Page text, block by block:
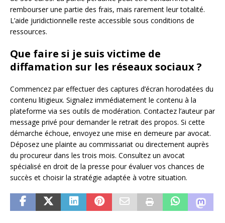
rembourser une partie des frais, mais rarement leur totalité.
L’aide juridictionnelle reste accessible sous conditions de
ressources.
Que faire si je suis victime de
diffamation sur les réseaux sociaux ?
Commencez par effectuer des captures d’écran horodatées du
contenu litigieux. Signalez immédiatement le contenu à la
plateforme via ses outils de modération. Contactez l’auteur par
message privé pour demander le retrait des propos. Si cette
démarche échoue, envoyez une mise en demeure par avocat.
Déposez une plainte au commissariat ou directement auprès
du procureur dans les trois mois. Consultez un avocat
spécialisé en droit de la presse pour évaluer vos chances de
succès et choisir la stratégie adaptée à votre situation.